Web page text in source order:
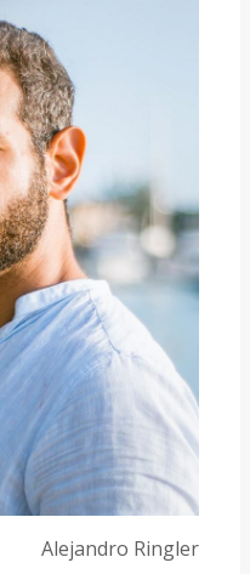
Alejandro Ringler